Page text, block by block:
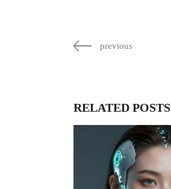
previous
RELATED POSTS